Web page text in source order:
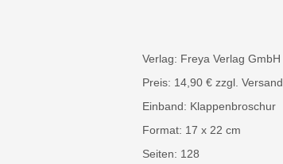
Verlag: Freya Verlag GmbH
Preis: 14,90 € zzgl. Versand
Einband: Klappenbroschur
Format: 17 x 22 cm
Seiten: 128